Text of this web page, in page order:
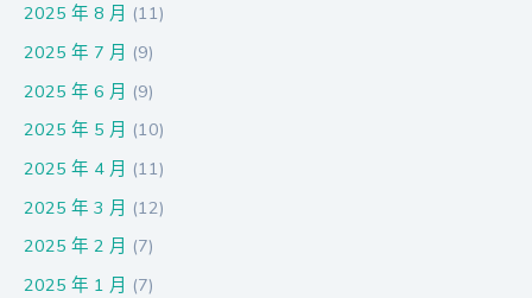
2025 年 8 月 (11)
2025 年 7 月 (9)
2025 年 6 月 (9)
2025 年 5 月 (10)
2025 年 4 月 (11)
2025 年 3 月 (12)
2025 年 2 月 (7)
2025 年 1 月 (7)